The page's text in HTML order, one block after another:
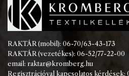
RAKTÁR (mobil): 06-70/63-43-173
RAKTÁR (vezetékes): 06-52/77-22-00
email: raktar@kromberg.hu
Regisztrációval kapcsolatos kérdések: